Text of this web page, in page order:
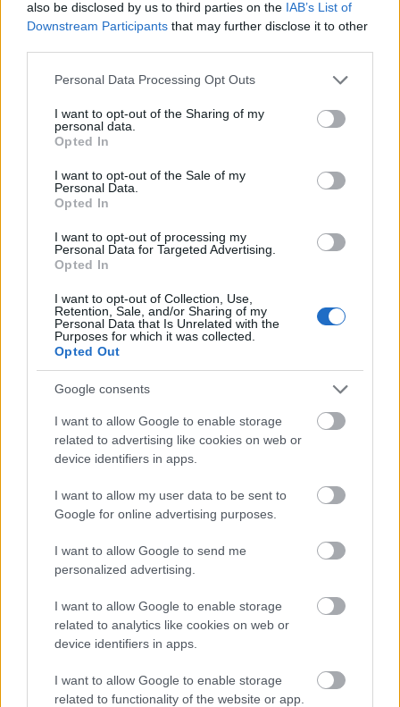
also be disclosed by us to third parties on the IAB’s List of
Downstream Participants that may further disclose it to other
Please note that this website/app uses one or more Google
not limited to your visit or usage behaviour. You may click to
grant or deny consent to Google and its third-party tags to
use your data for below specified purposes in below Google
consent section.
Personal Data Processing Opt Outs
I want to opt-out of the Sharing of my
personal data.
Opted In
I want to opt-out of the Sale of my
Personal Data.
Opted In
I want to opt-out of processing my
Personal Data for Targeted Advertising.
Opted In
I want to opt-out of Collection, Use,
Retention, Sale, and/or Sharing of my
Personal Data that Is Unrelated with the
Purposes for which it was collected.
Opted Out
Google consents
I want to allow Google to enable storage
related to advertising like cookies on web or
device identifiers in apps.
I want to allow my user data to be sent to
Google for online advertising purposes.
I want to allow Google to send me
personalized advertising.
I want to allow Google to enable storage
related to analytics like cookies on web or
device identifiers in apps.
I want to allow Google to enable storage
related to functionality of the website or app.
hogy baleset ért, mert akkor az orvos hivatalból
továbbítja a rendőrségre, és neki ismét ki kell szállni.
röntgen, kiderült, az orsócsont könyék
felőli végénél
repedt el keresztben, mintegy háromnegyedik -
összesen 3 óratelt el a bukástól a gipszig.
azóta félkarú óriásként vívok a mindennapok
dolgaival: a tisztálkodástól a cipő bekötéséig.
ezt is két napig írtam. :)
Címkék:szolgálati közlemény rendőrség autó baleset bringa
Ajánlott bejegyzések:
Úton a részvételi kerületfejlesztés felé...
Leé József - Rejtő Gábor: Még, már, majd